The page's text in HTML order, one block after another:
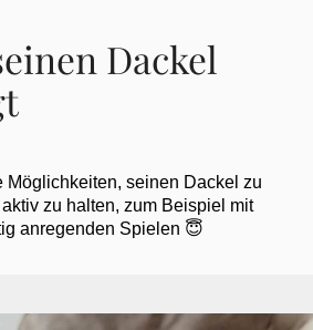
Dackel
Möglichkeiten, seinen Dackel zu
zu halten, zum Beispiel mit
anregenden Spielen 😇